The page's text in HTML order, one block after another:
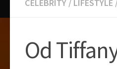
CELEBRITY / LIFESTYLE
Od